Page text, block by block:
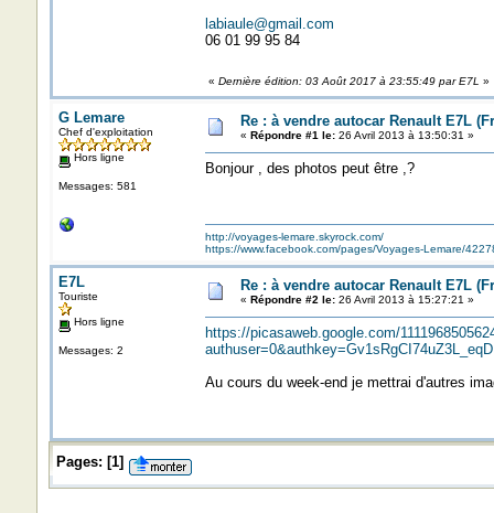
labiaule@gmail.com
06 01 99 95 84
« Dernière édition: 03 Août 2017 à 23:55:49 par E7L »
G Lemare
Chef d'exploitation
Hors ligne
Messages: 581
Re : à vendre autocar Renault E7L
« Répondre #1 le:26 Avril 2013 à 13:50:31 »
Bonjour , des photos peut être ,?
http://voyages-lemare.skyrock.com/
https://www.facebook.com/pages/Voyages-Lemare/
E7L
Touriste
Hors ligne
Messages: 2
Re : à vendre autocar Renault E7L
« Répondre #2 le:26 Avril 2013 à 15:27:21 »
https://picasaweb.google.com/
Au cours du week-end je mettrai d'autres
Pages: [1]